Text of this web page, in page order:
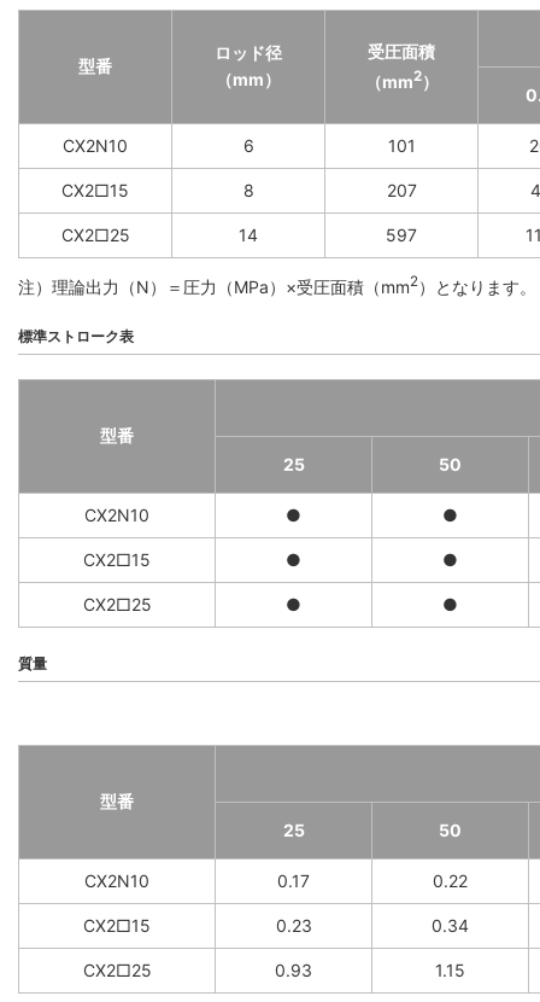
型番
ロッド径
（mm）
受圧面積
（mm2）
CX2N10 6 101
CX2□15 8 207
CX2□25 14 597
注）理論出力（N）＝圧力（MPa）×受圧面積（mm2）となります。
標準ストローク表
型番
25
50
CX2N10 ● ●
CX2□15 ● ●
CX2□25 ● ●
質量
型番
25
50
CX2N10 0.17 0.22
CX2□15 0.23 0.34
CX2□25 0.93 1.15